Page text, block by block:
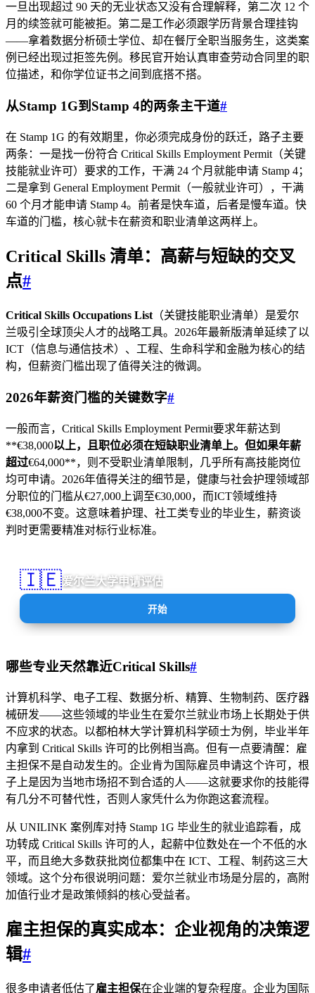
一旦出现超过 90 天的无业状态又没有合理解释，第二次 12 个
月的续签就可能被拒。第二是工作必须跟学历背景合理挂钩
——拿着数据分析硕士学位、却在餐厅全职当服务生，这类案
例已经出现过拒签先例。移民官开始认真审查劳动合同里的职
位描述，和你学位证书之间到底搭不搭。
从Stamp 1G到Stamp 4的两条主干道#
在 Stamp 1G 的有效期里，你必须完成身份的跃迁，路子主要
两条：一是找一份符合 Critical Skills Employment Permit（关键
技能就业许可）要求的工作，干满 24 个月就能申请 Stamp 4；
二是拿到 General Employment Permit（一般就业许可），干满
60 个月才能申请 Stamp 4。前者是快车道，后者是慢车道。快
车道的门槛，核心就卡在薪资和职业清单这两样上。
Critical Skills 清单：高薪与短缺的交叉
点#
Critical Skills Occupations List （关键技能职业清单）是爱尔
兰吸引全球顶尖人才的战略工具。2026年最新版清单延续了以
ICT（信息与通信技术）、工程、生命科学和金融为核心的结
构，但薪资门槛出现了值得关注的微调。
2026年薪资门槛的关键数字#
一般而言，Critical Skills Employment Permit要求年薪达到
**€38,000以上，且职位必须在短缺职业清单上。但如果年薪
超过€64,000**，则不受职业清单限制，几乎所有高技能岗位
均可申请。2026年值得关注的细节是，健康与社会护理领域部
分职位的门槛从€27,000上调至€30,000，而ICT领域维持
€38,000不变。这意味着护理、社工类专业的毕业生，薪资谈
判时更需要精准对标行业标准。
🇮🇪爱尔兰大学申请评估
开始
哪些专业天然靠近Critical Skills#
计算机科学、电子工程、数据分析、精算、生物制药、医疗器
械研发——这些领域的毕业生在爱尔兰就业市场上长期处于供
不应求的状态。以都柏林大学计算机科学硕士为例，毕业半年
内拿到 Critical Skills 许可的比例相当高。但有一点要清醒：雇
主担保不是自动发生的。企业肯为国际雇员申请这个许可，根
子上是因为当地市场招不到合适的人——这就要求你的技能得
有几分不可替代性，否则人家凭什么为你跑这套流程。
从 UNILINK 案例库对持 Stamp 1G 毕业生的就业追踪看，成
功转成 Critical Skills 许可的人，起薪中位数处在一个不低的水
平，而且绝大多数获批岗位都集中在 ICT、工程、制药这三大
领域。这个分布很说明问题：爱尔兰就业市场是分层的，高附
加值行业才是政策倾斜的核心受益者。
雇主担保的真实成本：企业视角的决策逻
辑#
很多申请者低估了雇主担保在企业端的复杂程度。企业为国际